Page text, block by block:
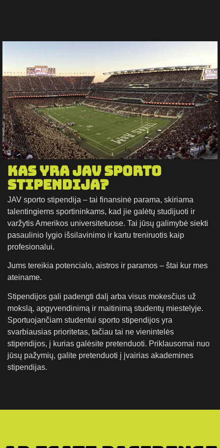
Kas yra JAV sporto
stipendija?
JAV sporto stipendija – tai finansinė parama, skiriama
talentingiems sportininkams, kad jie galėtų studijuoti ir
varžytis Amerikos universitetuose. Tai jūsų galimybė siekti
pasaulinio lygio išsilavinimo ir kartu treniruotis kaip
profesionalui.
Jums tereikia potencialo, aistros ir paramos – štai kur mes
ateiname.
Stipendijos gali padengti dalį arba visus mokesčius už
mokslą, apgyvendinimą ir maitinimą studentų miestelyje.
Sportuojančiam studentui sporto stipendijos yra
svarbiausias prioritetas, tačiau tai ne vienintelės
stipendijos, į kurias galėsite pretenduoti. Priklausomai nuo
jūsų pažymių, galite pretenduoti į įvairias akademines
stipendijas.